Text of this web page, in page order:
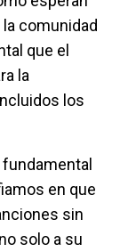
comunidad
que el
la
los
en que
sin
solo a su